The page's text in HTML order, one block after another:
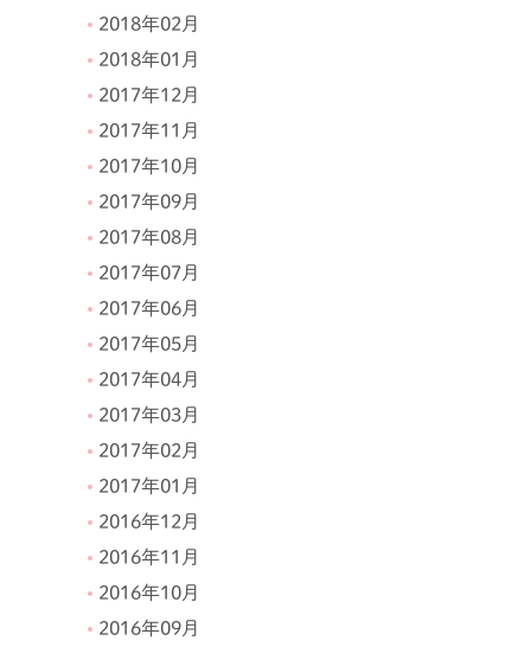
2018年02月
2018年01月
2017年12月
2017年11月
2017年10月
2017年09月
2017年08月
2017年07月
2017年06月
2017年05月
2017年04月
2017年03月
2017年02月
2017年01月
2016年12月
2016年11月
2016年10月
2016年09月